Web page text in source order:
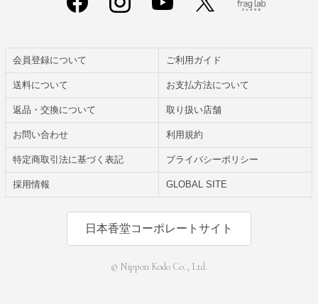
会員登録について ご利用ガイド
送料について お支払方法について
返品・交換について 取り扱い店舗
お問い合わせ 利用規約
特定商取引法に基づく表記 プライバシーポリシー
採用情報 GLOBAL SITE
日本香堂コーポレートサイト
© Nippon Kodo Co., Ltd.